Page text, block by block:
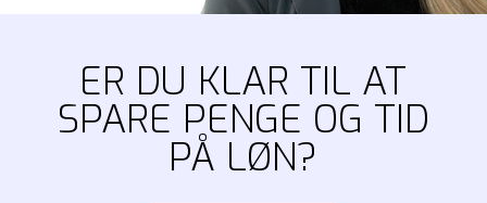
ER DU KLAR TIL AT
SPARE PENGE OG TID
PÅ LØN?